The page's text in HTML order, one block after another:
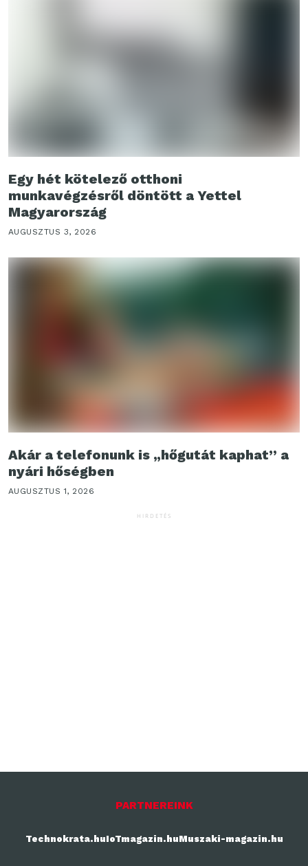
Egy hét kötelező otthoni
munkavégzésről döntött a Yettel
Magyarország
AUGUSZTUS 3, 2026
Akár a telefonunk is „hőgutát kaphat” a
nyári hőségben
AUGUSZTUS 1, 2026
HIRDETÉS
PARTNEREINK
Technokrata.huIoTmagazin.huMuszaki-magazin.hu